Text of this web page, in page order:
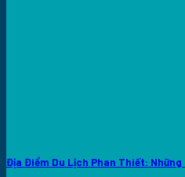
Địa Điểm Du Lịch Phan Thiết: Những